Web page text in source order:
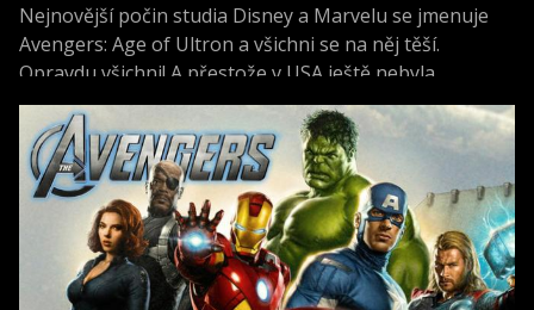
Nejnovější počin studia Disney a Marvelu se jmenuje
Avengers: Age of Ultron a všichni se na něj těší.
Opravdu všichni! A přestože v USA ještě nebyla
premiéra, přestože ve většině zemích se film objeví v
kinech až v druhé polovině týdne, už na tržbách vydělal
více než 200 miliónů dolarů.